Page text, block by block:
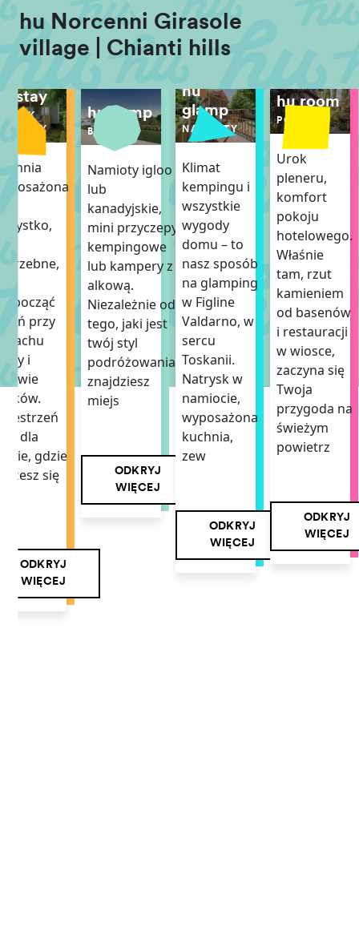
hu Norcenni Girasole
village | Chianti hills
stay
przy
i
dla
gdzie
się
ODKRYJ
WIĘCEJ
hu camp
BOISKA
Namioty igloo
lub
kanadyjskie,
mini przyczepy
kempingowe
lub kampery z
alkową.
Niezależnie od
tego, jaki jest
twój styl
podróżowania,
znajdziesz
miejs
ODKRYJ
WIĘCEJ
hu
glamp
NAMIOTY
Klimat
kempingu i
wszystkie
wygody
domu – to
nasz sposób
na glamping
w Figline
Valdarno, w
sercu
Toskanii.
Natrysk w
namiocie,
wyposażona
kuchnia,
zew
ODKRYJ
WIĘCEJ
hu room
POKÓJ
Urok
pleneru,
komfort
pokoju
hotelowego.
Właśnie
tam, rzut
kamieniem
od basenów
i restauracji
w wiosce,
zaczyna się
Twoja
przygoda na
świeżym
powietrz
ODKRYJ
WIĘCEJ